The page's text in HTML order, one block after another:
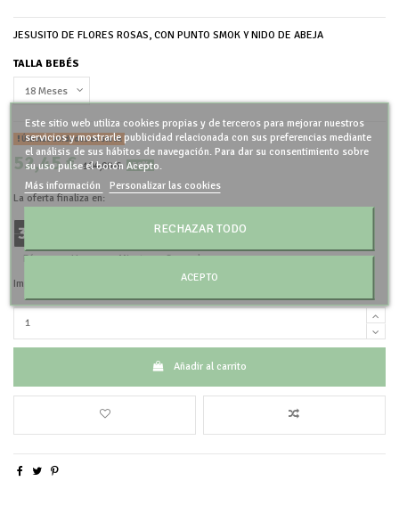
JESUSITO DE FLORES ROSAS, CON PUNTO SMOK Y NIDO DE ABEJA
TALLA BEBÉS
Últimas unidades en stock
52,45 €104,90 € -50%
La oferta finaliza en:
3
Días Horas Minutos
: 0 0
Segundos
Impuestos incluidos
Añadir al carrito
Este sitio web utiliza cookies propias y de terceros para mejorar nuestros
servicios y mostrarle publicidad relacionada con sus preferencias mediante
el análisis de sus hábitos de navegación. Para dar su consentimiento sobre
su uso pulse el botón Acepto.
Más información
Personalizar las cookies
RECHAZAR TODO
ACEPTO